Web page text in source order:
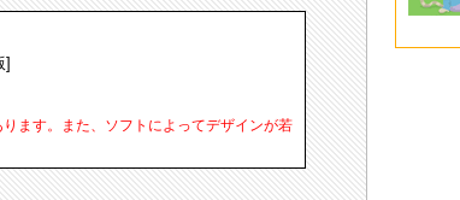
]
ます。また、ソフトによってデザインが若